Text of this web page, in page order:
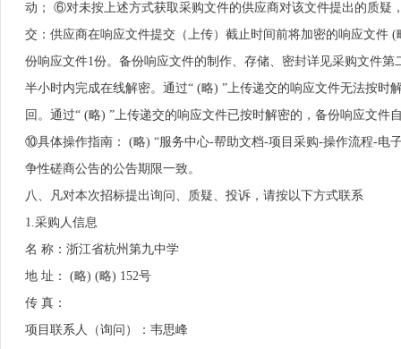
动； ⑥对未按上述方式获取采购文件的供应商对该文件提出的质
交：供应商在响应文件提交（上传）截止时间前将加密的响应文件
份响应文件1份。备份响应文件的制作、存储、密封详见采购文件
半小时内完成在线解密。通过“ (略) ”上传递交的响应文件无法按
回。通过“ (略) ”上传递交的响应文件已按时解密的，备份响应文
⑩具体操作指南： (略) “服务中心-帮助文档-项目采购-操作流程-电
争性磋商公告的公告期限一致。
八、凡对本次招标提出询问、质疑、投诉，请按以下方式联系
1.采购人信息
名 称：浙江省杭州第九中学
地 址： (略) (略) 152号
传 真：
项目联系人（询问）：韦思峰